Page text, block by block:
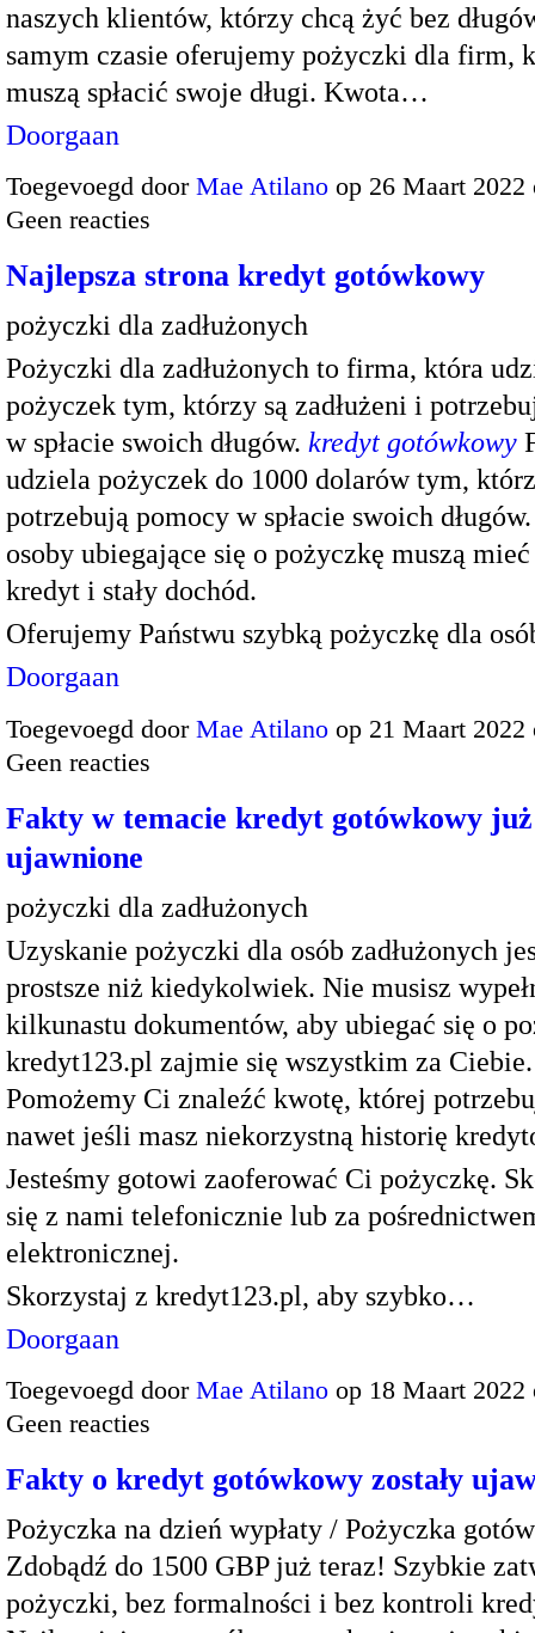
naszych klientów, którzy chcą żyć bez
samym czasie oferujemy pożyczki dla firm,
muszą spłacić swoje długi. Kwota…
Doorgaan
Toegevoegd door Mae Atilano op 26 Maart
Geen reacties
Najlepsza strona kredyt gotówkowy
pożyczki dla zadłużonych
Pożyczki dla zadłużonych to firma, która
pożyczek tym, którzy są zadłużeni i
w spłacie swoich długów. kredyt gotówkowy
udziela pożyczek do 1000 dolarów tym,
potrzebują pomocy w spłacie swoich
osoby ubiegające się o pożyczkę muszą
kredyt i stały dochód.
Oferujemy Państwu szybką pożyczkę dla
Doorgaan
Toegevoegd door Mae Atilano op 21 Maart
Geen reacties
Fakty w temacie kredyt gotówkowy już
ujawnione
pożyczki dla zadłużonych
Uzyskanie pożyczki dla osób zadłużonych
prostsze niż kiedykolwiek. Nie musisz
kilkunastu dokumentów, aby ubiegać się o
kredyt123.pl zajmie się wszystkim za Ciebie.
Pomożemy Ci znaleźć kwotę, której
nawet jeśli masz niekorzystną historię
Jesteśmy gotowi zaoferować Ci pożyczkę.
się z nami telefonicznie lub za
elektronicznej.
Skorzystaj z kredyt123.pl, aby szybko…
Doorgaan
Toegevoegd door Mae Atilano op 18 Maart
Geen reacties
Fakty o kredyt gotówkowy zostały
Pożyczka na dzień wypłaty / Pożyczka
Zdobądź do 1500 GBP już teraz! Szybkie
pożyczki, bez formalności i bez kontroli